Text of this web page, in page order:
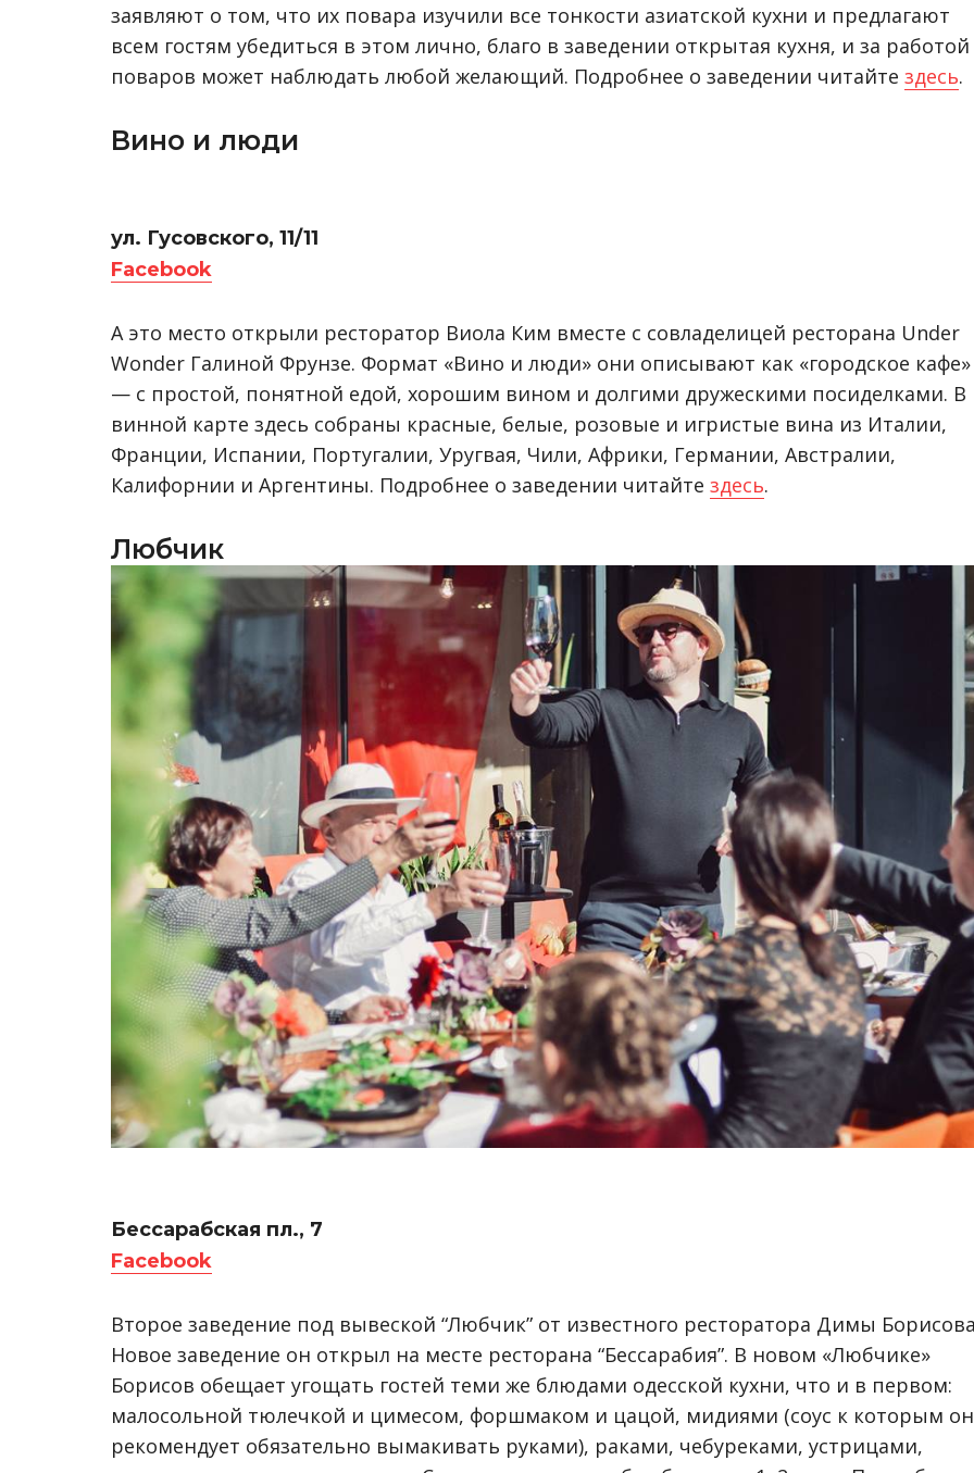
заявляют о том, что их повара изучили все тонкости азиатской кухни и предлагают
всем гостям убедиться в этом лично, благо в заведении открытая кухня, и за работой
поваров может наблюдать любой желающий. Подробнее о заведении читайте здесь.
Вино и люди
ул. Гусовского, 11/11
Facebook
А это место открыли ресторатор Виола Ким вместе с совладелицей ресторана Under
Wonder Галиной Фрунзе. Формат «Вино и люди» они описывают как «городское кафе»
— с простой, понятной едой, хорошим вином и долгими дружескими посиделками. В
винной карте здесь собраны красные, белые, розовые и игристые вина из Италии,
Франции, Испании, Португалии, Уругвая, Чили, Африки, Германии, Австралии,
Калифорнии и Аргентины. Подробнее о заведении читайте здесь.
Любчик
Бессарабская пл., 7
Facebook
Второе заведение под вывеской “Любчик” от известного ресторатора Димы
Новое заведение он открыл на месте ресторана “Бессарабия”. В новом «Любчике»
Борисов обещает угощать гостей теми же блюдами одесской кухни, что и в первом:
малосольной тюлечкой и цимесом, форшмаком и цацой, мидиями (соус к которым он
рекомендует обязательно вымакивать руками), раками, чебуреками, устрицами,